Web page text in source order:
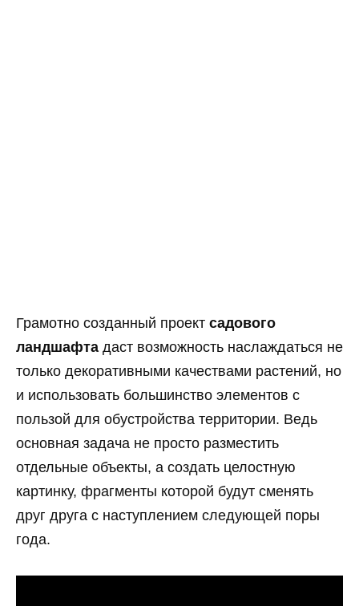
Грамотно созданный проект садового
ландшафта даст возможность наслаждаться не
только декоративными качествами растений, но
и использовать большинство элементов с
пользой для обустройства территории. Ведь
основная задача не просто разместить
отдельные объекты, а создать целостную
картинку, фрагменты которой будут сменять
друг друга с наступлением следующей поры
года.